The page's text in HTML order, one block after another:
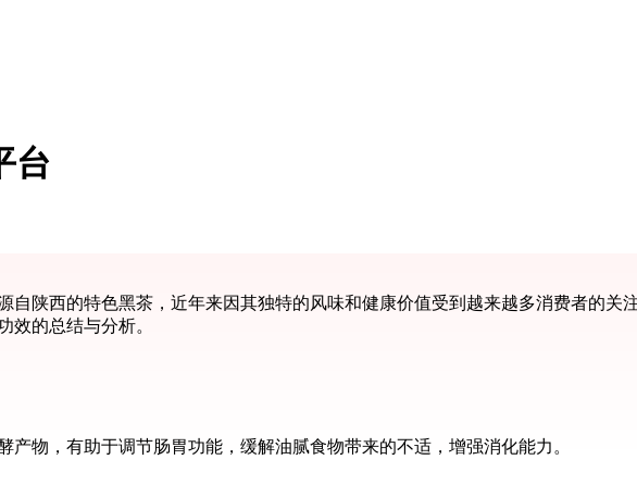
台
自陕西的特色黑茶，近年来因其独特的风味和健康价值受到越来越多消费者的
效的总结与分析。
产物，有助于调节肠胃功能，缓解油腻食物带来的不适，增强消化能力。